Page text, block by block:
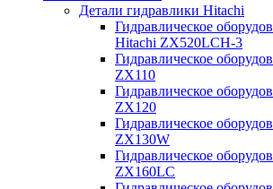
Детали гидравлики Hitachi
Гидравлическое
Hitachi ZX520LCH-3
Гидравлическое
ZX110
Гидравлическое
ZX120
Гидравлическое
ZX130W
Гидравлическое
ZX160LC